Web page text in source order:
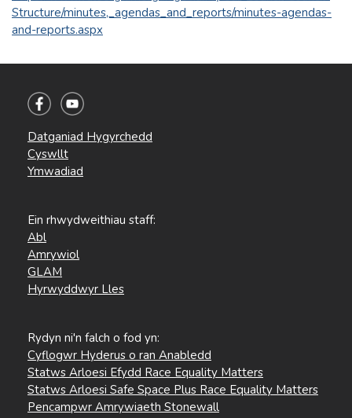
Structure/minutes,_agendas_and_reports/minutes-agendas-
and-reports.aspx
Datganiad Hygyrchedd
Cyswllt
Ymwadiad
Ein rhwydweithiau staff:
Abl
Amrywiol
GLAM
Hyrwyddwyr Lles
Rydyn ni'n falch o fod yn:
Cyflogwr Hyderus o ran Anabledd
Statws Arloesi Efydd Race Equality Matters
Statws Arloesi Safe Space Plus Race Equality Matters
Pencampwr Amrywiaeth Stonewall